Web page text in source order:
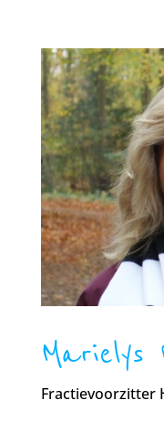
Marielys
Fractievoorzitter